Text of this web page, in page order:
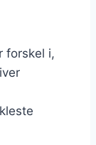
forskel i,